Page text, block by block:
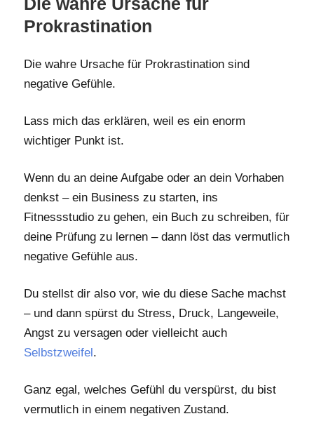
Prokrastination
Die wahre Ursache für Prokrastination sind
negative Gefühle.
Lass mich das erklären, weil es ein enorm
wichtiger Punkt ist.
Wenn du an deine Aufgabe oder an dein Vorhaben
denkst – ein Business zu starten, ins
Fitnessstudio zu gehen, ein Buch zu schreiben, für
deine Prüfung zu lernen – dann löst das vermutlich
negative Gefühle aus.
Du stellst dir also vor, wie du diese Sache machst
– und dann spürst du Stress, Druck, Langeweile,
Angst zu versagen oder vielleicht auch
Selbstzweifel.
Ganz egal, welches Gefühl du verspürst, du bist
vermutlich in einem negativen Zustand.